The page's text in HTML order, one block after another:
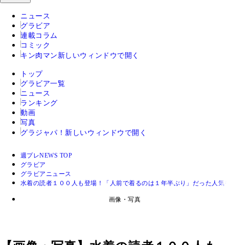
ニュース
グラビア
連載コラム
コミック
キン肉マン 新しいウィンドウで開く
トップ
グラビア一覧
ニュース
ランキング
動画
写真
グラジャパ！ 新しいウィンドウで開く
週プレNEWS TOP
グラビア
グラビアニュース
水着の読者１００人も登場！「人前で着るのは１年半ぶり」だった人
画像・写真